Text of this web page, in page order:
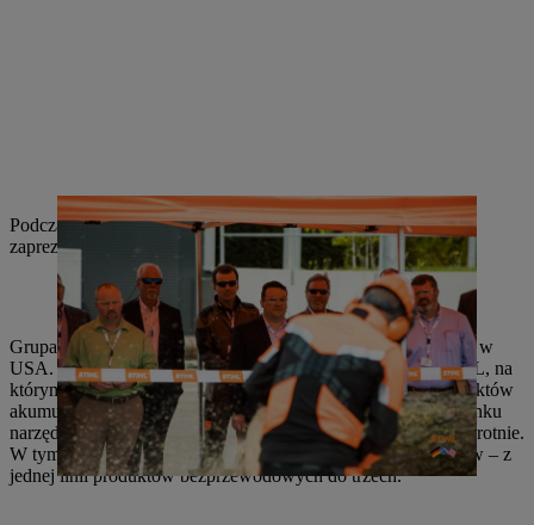
Podczas wizyty w Waiblingen amerykańskim dystrybutorom
zaprezentowano ważne innowacje produktowe marki STIHL.
Grupa STIHL generuje około 30 procent swoich przychodów w
USA. Tradycyjnie najważniejszy rynek zbytu dla firmy STIHL, na
którym w ostatnim czasie gwałtownie wzrosła sprzedaż produktów
akumulatorowych: W ciągu zaledwie 15 miesięcy udział w rynku
narzędzi akumulatorowych STIHL w USA wzrósł dziesięciokrotnie.
W tym okresie znacząco poszerzono także portfolio produktów – z
jednej linii produktów bezprzewodowych do trzech.